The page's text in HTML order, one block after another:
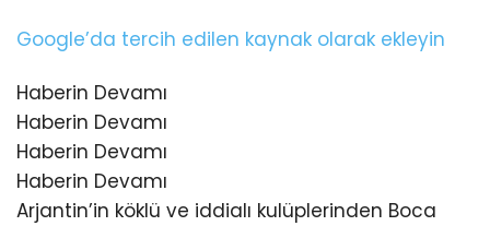
Google’da tercih edilen kaynak olarak ekleyin
Haberin Devamı
Haberin Devamı
Haberin Devamı
Haberin Devamı
Arjantin’in köklü ve iddialı kulüplerinden Boca